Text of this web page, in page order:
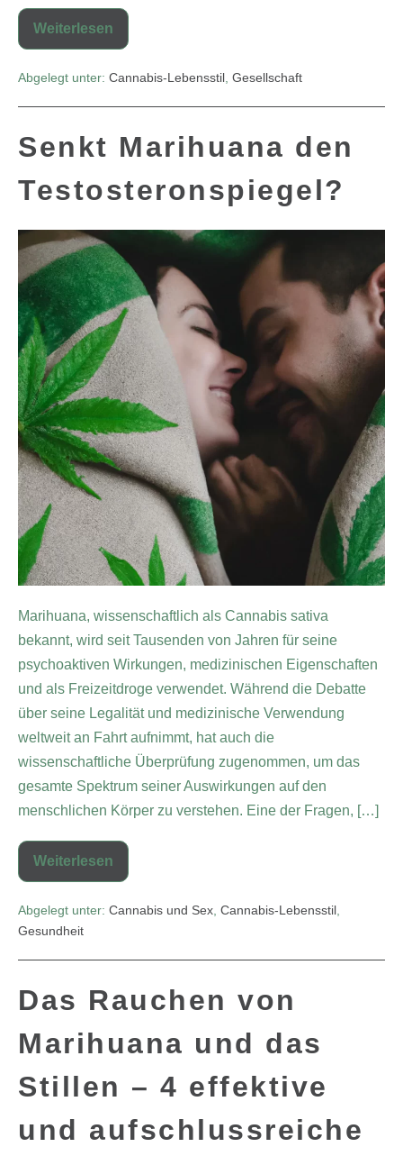
Weiterlesen
Abgelegt unter: Cannabis-Lebensstil, Gesellschaft
Senkt Marihuana den
Testosteronspiegel?
Marihuana, wissenschaftlich als Cannabis sativa
bekannt, wird seit Tausenden von Jahren für seine
psychoaktiven Wirkungen, medizinischen Eigenschaften
und als Freizeitdroge verwendet. Während die Debatte
über seine Legalität und medizinische Verwendung
weltweit an Fahrt aufnimmt, hat auch die
wissenschaftliche Überprüfung zugenommen, um das
gesamte Spektrum seiner Auswirkungen auf den
menschlichen Körper zu verstehen. Eine der Fragen, […]
Weiterlesen
Abgelegt unter: Cannabis und Sex Cannabis-Lebensstil
Gesundheit
Das Rauchen von
Marihuana und das
Stillen – 4 effektive
und aufschlussreiche